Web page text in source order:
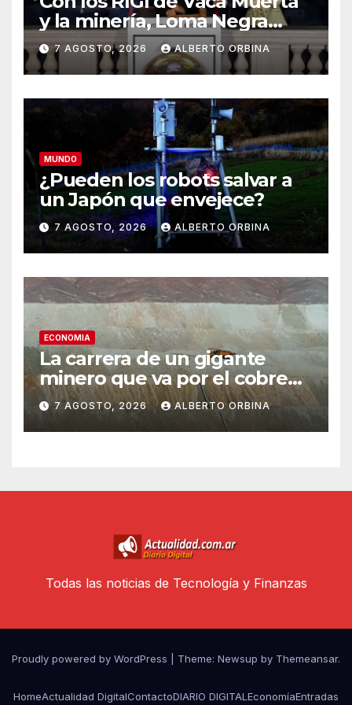
y la minería, Loma Negra
confía en un récord de la
construcción
7 AGOSTO, 2026 ALBERTO ORBINA
MUNDO
¿Pueden los robots salvar a
un Japón que envejece?
7 AGOSTO, 2026 ALBERTO ORBINA
ECONOMIA
La carrera de un gigante
minero que va por el cobre
argentino: alianza con una
canadiense y la apuesta por
Mendoza
7 AGOSTO, 2026 ALBERTO ORBINA
Todas las noticias de Tecnología y Finanzas
Proudly powered by WordPress Theme: Newsup by Themeansar.
HomeActualidad DigitalContactoDIARIO DIGITAL EconomíaEntradas